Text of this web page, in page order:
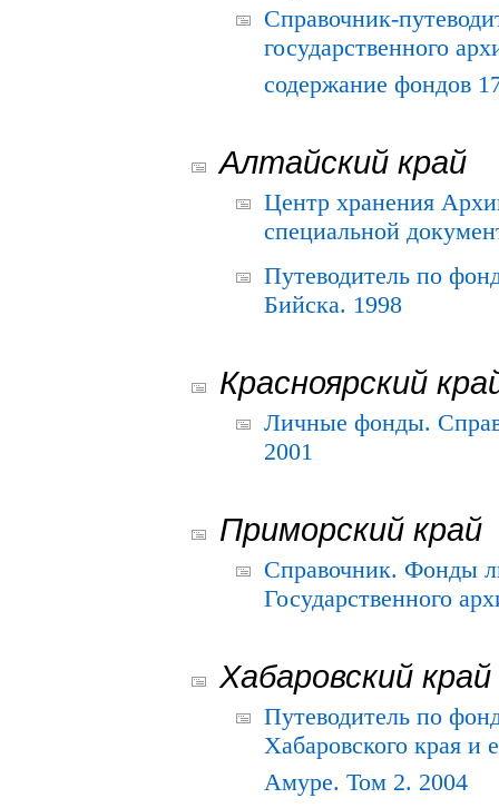
Справочник-
государственного
содержание фондов
Алтайский край
Центр хранения
специальной
Путеводитель по
Бийска. 1998
Красноярский
Личные фонды.
2001
Приморский край
Справочник. Фонды
Государственного
Хабаровский край
Путеводитель по
Хабаровского края и
Амуре. Том 2. 2004